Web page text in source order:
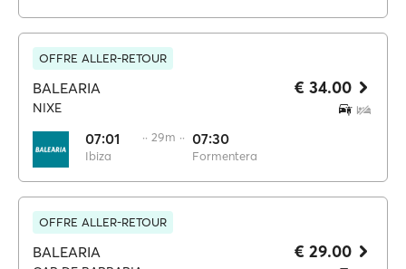
OFFRE ALLER-RETOUR
BALEARIA
NIXE
07:01
Ibiza
·· 29m ·· 07:30
Formentera
€ 34.00
OFFRE ALLER-RETOUR
BALEARIA € 29.00